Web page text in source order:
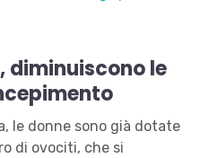
diminuiscono le
le donne sono già dotate
di ovociti, che si